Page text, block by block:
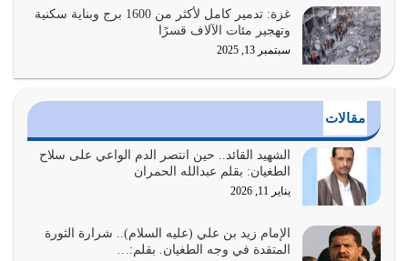
يوليو 25, 2026
الدين الذي شرعه الله لا يجوز أن يخضع لآرائنا وأهوائنا
أي أمة تتفرق في الدين وتتفرق في كيانها معناه أنها أصبحت
أمة عاجزة عن النهوض…
يوليو 23, 2026
بحبل الله جميعاً وليس كل…
يوليو 22, 2026
غزة: تدمير كامل لأكثر من 1600 برج وبناية سكنية
وتهجير مئات الآلاف قسرًا
سبتمبر 13, 2025
مقالات
الشهيد القائد.. حين انتصر الدم الواعي على سلاح
الطغيان: بقلم عبدالله الحمران
يناير 11, 2026
الإمام زيد بن علي (عليه السلام).. شرارة الثورة
المتقدة في وجه الطغيان. بقلم:…